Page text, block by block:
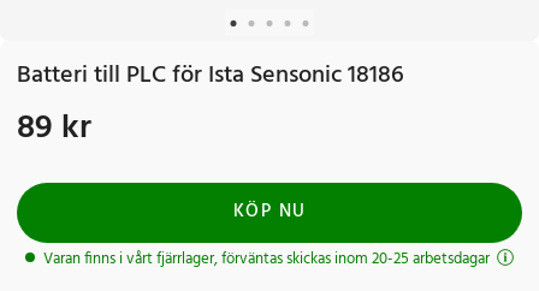
Batteri till PLC för Ista Sensonic 18186
Pris: 89 kr
89 kr
KÖP NU
Varan finns i vårt fjärrlager, förväntas skickas inom 20-25 arbetsdagar